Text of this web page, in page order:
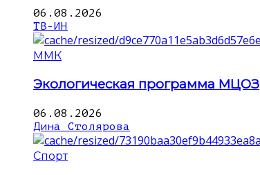
06.08.2026
ТВ-ИН
ММК
Экологическая программа МЦОЗ
06.08.2026
Дина Столярова
Спорт